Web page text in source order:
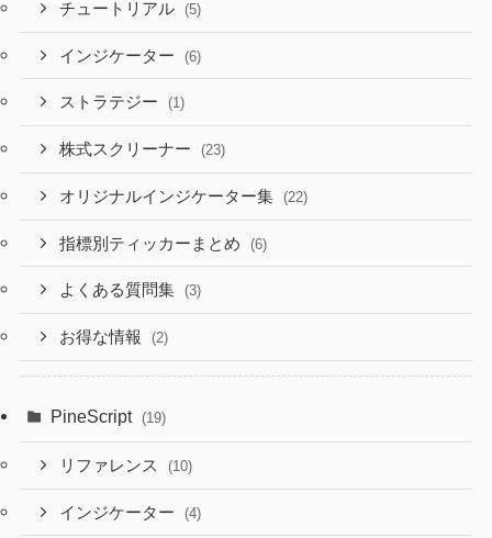
チュートリアル (5)
インジケーター (6)
ストラテジー (1)
株式スクリーナー (23)
オリジナルインジケーター集 (22)
指標別ティッカーまとめ (6)
よくある質問集 (3)
お得な情報 (2)
PineScript (19)
リファレンス (10)
インジケーター (4)